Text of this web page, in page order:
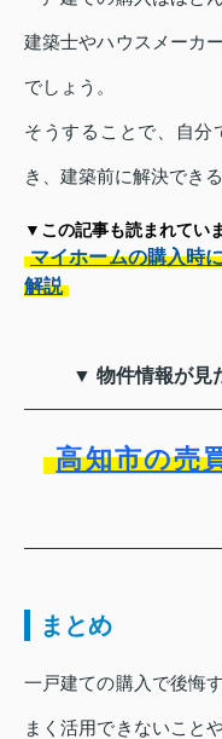
建築士やハウスメーカ
でしょう。
そうすることで、自分
き、建築前に解決でき
▼この記事も読まれてい
マイホームの購入時
解説
▼ 物件情報が見
高知市の売
まとめ
一戸建ての購入で後悔
まく活用できないこと